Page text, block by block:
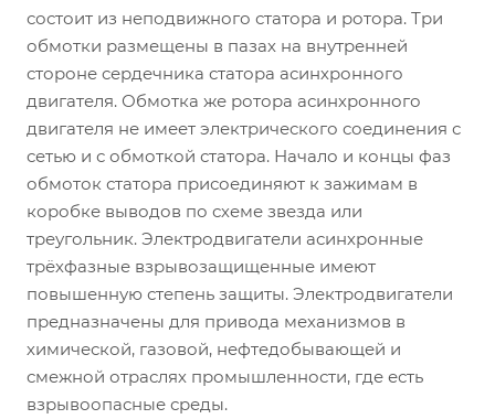
состоит из неподвижного статора и ротора. Три
обмотки размещены в пазах на внутренней
стороне сердечника статора асинхронного
двигателя. Обмотка же ротора асинхронного
двигателя не имеет электрического соединения с
сетью и с обмоткой статора. Начало и концы фаз
обмоток статора присоединяют к зажимам в
коробке выводов по схеме звезда или
треугольник. Электродвигатели асинхронные
трёхфазные взрывозащищенные имеют
повышенную степень защиты. Электродвигатели
предназначены для привода механизмов в
химической, газовой, нефтедобывающей и
смежной отраслях промышленности, где есть
взрывоопасные среды.